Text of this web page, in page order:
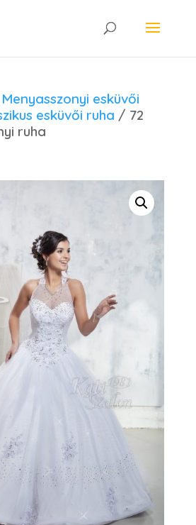
Menyasszonyi esküvői
esküvői ruha / 72
ruha